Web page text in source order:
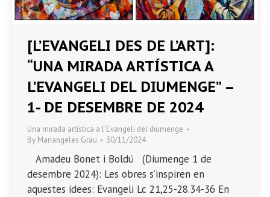
[L’EVANGELI DES DE L’ART]:
“UNA MIRADA ARTÍSTICA A
L’EVANGELI DEL DIUMENGE” –
1- DE DESEMBRE DE 2024
Una mirada artística a l’Evangeli del diumenge
By Mariangeles Grau 30/11/2024
Amadeu Bonet i Boldú (Diumenge 1 de
desembre 2024): Les obres s’inspiren en
aquestes idees: Evangeli Lc 21,25-28.34-36 En